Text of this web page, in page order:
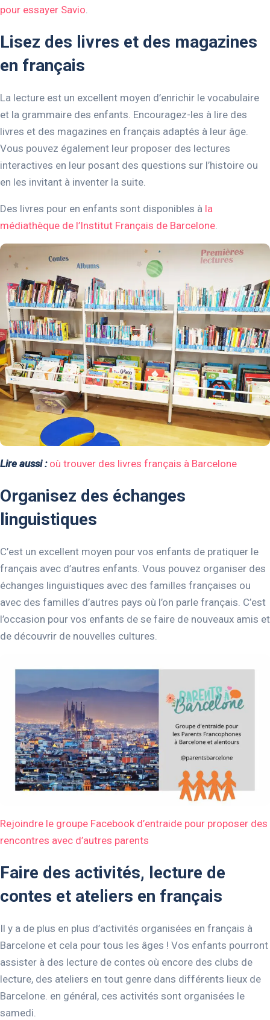
pour essayer Savio
Lisez des livres et des magazines
en français
La lecture est un excellent moyen d’enrichir le vocabulaire
et la grammaire des enfants. Encouragez-les à lire des
livres et des magazines en français adaptés à leur âge.
Vous pouvez également leur proposer des lectures
interactives en leur posant des questions sur l’histoire ou
en les invitant à inventer la suite.
Des livres pour en enfants sont disponibles à la
médiathèque de l’Institut Français de Barcelone
Lire aussi : où trouver des livres français à Barcelone
Organisez des échanges
linguistiques
C’est un excellent moyen pour vos enfants de pratiquer le
français avec d’autres enfants. Vous pouvez organiser des
échanges linguistiques avec des familles françaises ou
avec des familles d’autres pays où l’on parle français. C’est
l’occasion pour vos enfants de se faire de nouveaux amis et
de découvrir de nouvelles cultures.
Rejoindre le groupe Facebook d’entraide pour proposer des
rencontres avec d’autres parents
Faire des activités, lecture de
contes et ateliers en français
Il y a de plus en plus d’activités organisées en français à
Barcelone et cela pour tous les âges ! Vos enfants pourront
assister à des lecture de contes où encore des clubs de
lecture, des ateliers en tout genre dans différents lieux de
Barcelone. en général, ces activités sont organisées le
samedi.